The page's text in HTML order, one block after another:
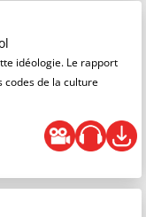
idéologie. Le rapport
codes de la culture